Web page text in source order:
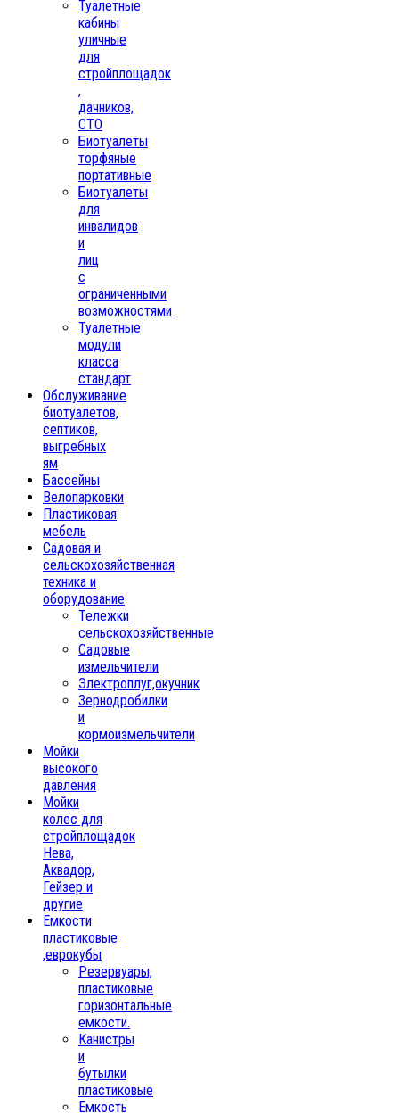
Туалетные
кабины
уличные
для
стройплощадок
,
дачников,
СТО
Биотуалеты
торфяные
портативные
Биотуалеты
для
инвалидов
и
лиц
с
ограниченными
возможностями
Туалетные
модули
класса
стандарт
Обслуживание
биотуалетов,
септиков,
выгребных
ям
Бассейны
Велопарковки
Пластиковая
мебель
Садовая и
сельскохозяйственная
техника и
оборудование
Тележки
сельскохозяйственные
Садовые
измельчители
Электроплуг,окучник
Зернодробилки
и
кормоизмельчители
Мойки
высокого
давления
Мойки
колес для
стройплощадок
Нева,
Аквадор,
Гейзер и
другие
Емкости
пластиковые
,еврокубы
Резервуары,
пластиковые
горизонтальные
емкости.
Канистры
и
бутылки
пластиковые
Емкость